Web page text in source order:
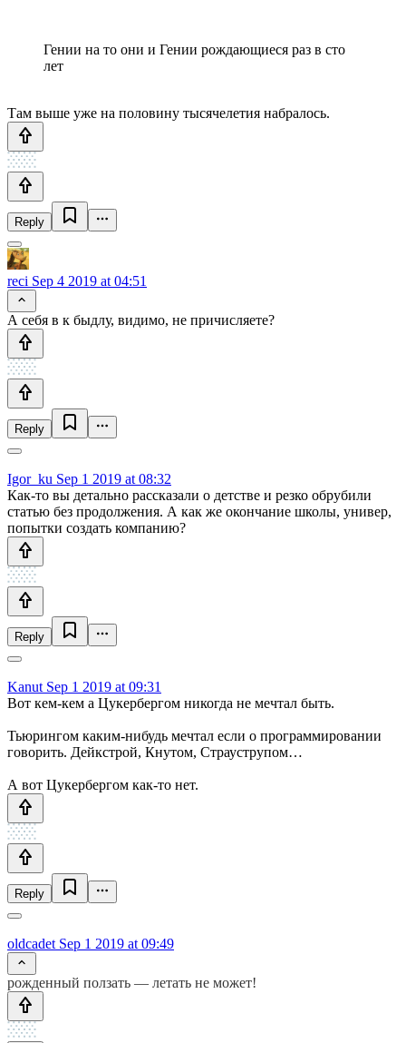
Гении на то они и Гении рождающиеся раз в сто
лет
Там выше уже на половину тысячелетия набралось.
Reply
reci Sep 4 2019 at 04:51
А себя в к быдлу, видимо, не причисляете?
Reply
Igor_ku Sep 1 2019 at 08:32
Как-то вы детально рассказали о детстве и резко обрубили
статью без продолжения. А как же окончание школы, универ,
попытки создать компанию?
Reply
Kanut Sep 1 2019 at 09:31
Вот кем-кем а Цукербергом никогда не мечтал быть.
Тьюрингом каким-нибудь мечтал если о программировании
говорить. Дейкстрой, Кнутом, Страуструпом…
А вот Цукербергом как-то нет.
Reply
oldcadet Sep 1 2019 at 09:49
рожденный ползать — летать не может!